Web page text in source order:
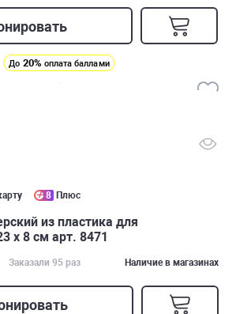
До 20% оплата баллами
8 Плюс
из пластика для
x 8 см арт. 8471
Заказали 95 раз Наличие в магазинах